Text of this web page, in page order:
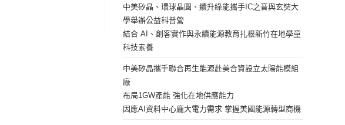
中美矽晶、環球晶圓、續升綠能攜手IC之音與玄奘大
學舉辦公益科普營
結合 AI、創客實作與永續能源教育扎根新竹在地學童
科技素養
中美矽晶攜手聯合再生能源赴美合資設立太陽能模組
廠
布局1GW產能 強化在地供應能力
因應AI資料中心龐大電力需求 掌握美國能源轉型商機